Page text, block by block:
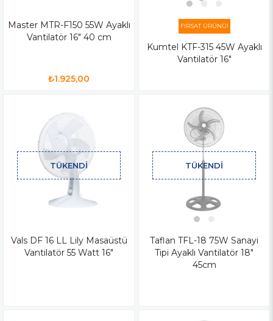
Master MTR-F150 55W Ayaklı
Vantilatör 16" 40 cm
₺1.925,00
FIRSAT ÜRÜNÜ!
Kumtel KTF-315 45W Ayaklı
Vantilatör 16"
TÜKENDI
Vals DF 16 LL Lily Masaüstü
Vantilatör 55 Watt 16"
TÜKENDI
Taflan TFL-18 75W Sanayi
Tipi Ayaklı Vantilatör 18"
45cm